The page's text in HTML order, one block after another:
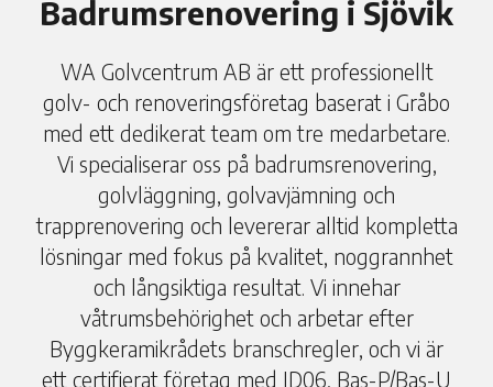
Badrumsrenovering i Sjövik
WA Golvcentrum AB är ett professionellt
golv- och renoveringsföretag baserat i Gråbo
med ett dedikerat team om tre medarbetare.
Vi specialiserar oss på badrumsrenovering,
golvläggning, golvavjämning och
trapprenovering och levererar alltid kompletta
lösningar med fokus på kvalitet, noggrannhet
och långsiktiga resultat. Vi innehar
våtrumsbehörighet och arbetar efter
Byggkeramikrådets branschregler, och vi är
ett certifierat företag med ID06, Bas-P/Bas-U